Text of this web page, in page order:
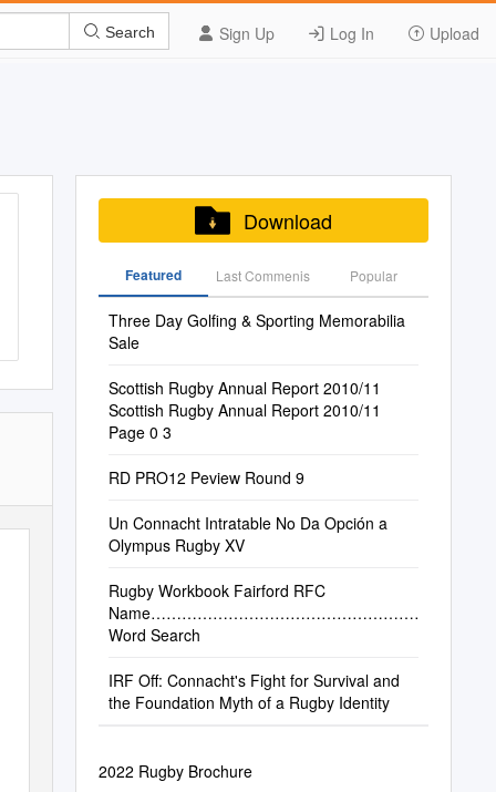
Sign Up Log In Upload
Search
Download
Featured Last Commenis Popular
Three Day Golfing & Sporting Memorabilia
Sale
Scottish Rugby Annual Report 2010/11
Scottish Rugby Annual Report 2010/11
Page 0 3
RD PRO12 Peview Round 9
Un Connacht Intratable No Da Opción a
Olympus Rugby XV
Rugby Workbook Fairford RFC
Word Search
IRF Off: Connacht's Fight for Survival and
the Foundation Myth of a Rugby Identity
2022 Rugby Brochure